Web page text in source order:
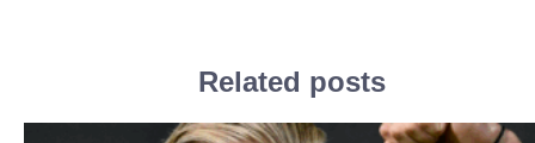
Related posts